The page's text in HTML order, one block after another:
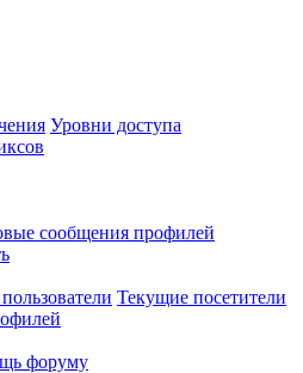
Уровни доступа
сообщения профилей
Текущие посетители
форуму